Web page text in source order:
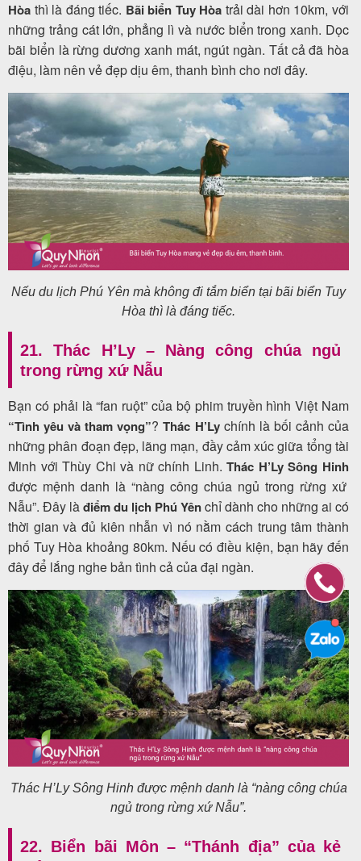
Hòa thì là đáng tiếc. Bãi biển Tuy Hòa trải dài hơn 10km, với
những trảng cát lớn, phẳng lì và nước biển trong xanh. Dọc
bãi biển là rừng dương xanh mát, ngút ngàn. Tất cả đã hòa
điệu, làm nên vẻ đẹp dịu êm, thanh bình cho nơi đây.
Nếu du lịch Phú Yên mà không đi tắm biển tại bãi biển Tuy
Hòa thì là đáng tiếc.
21. Thác H’Ly – Nàng công chúa ngủ
trong rừng xứ Nẫu
Bạn có phải là “fan ruột” của bộ phim truyền hình Việt Nam
“Tình yêu và tham vọng”?Thác H’Lychính là bối cảnh của
những phân đoạn đẹp, lãng mạn, đầy cảm xúc giữa tổng tài
Minh với Thùy Chi và nữ chính Linh.Thác H’Ly Sông Hinh
được mệnh danh là “nàng công chúa ngủ trong rừng xứ
Nẫu”. Đây làđiểm du lịch Phú Yênchỉ dành cho những ai có
thời gian và đủ kiên nhẫn vì nó nằm cách trung tâm thành
phố Tuy Hòa khoảng 80km. Nếu có điều kiện, bạn hãy đến
đây để lắng nghe bản tình cả của đại ngàn.
Thác H’Ly Sông Hinh được mệnh danh là “nàng công chúa
ngủ trong rừng xứ Nẫu”.
22. Biển bãi Môn – “Thánh địa” của kẻ